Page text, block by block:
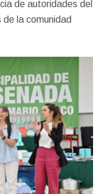
de autoridades del
la comunidad